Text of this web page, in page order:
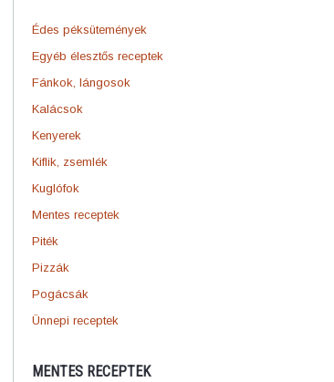
Édes péksütemények
Egyéb élesztős receptek
Fánkok, lángosok
Kalácsok
Kenyerek
Kiflik, zsemlék
Kuglófok
Mentes receptek
Piték
Pizzák
Pogácsák
Ünnepi receptek
MENTES RECEPTEK